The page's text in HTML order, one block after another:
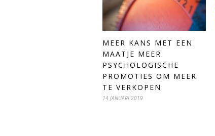
MEER KANS MET EEN
MAATJE MEER:
PSYCHOLOGISCHE
PROMOTIES OM MEER
TE VERKOPEN
14 JANUARI 2019